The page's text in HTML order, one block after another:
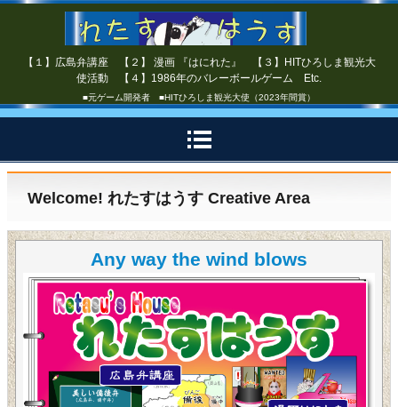
【１】広島弁講座 【２】 漫画 『はにれた』 【３】HITひろしま観光大
使活動 【４】1986年のバレーボールゲーム Etc.
■元ゲーム開発者 ■HITひろしま観光大使（2023年間賞）
Welcome! れたすはうす Creative Area
Any way the wind blows